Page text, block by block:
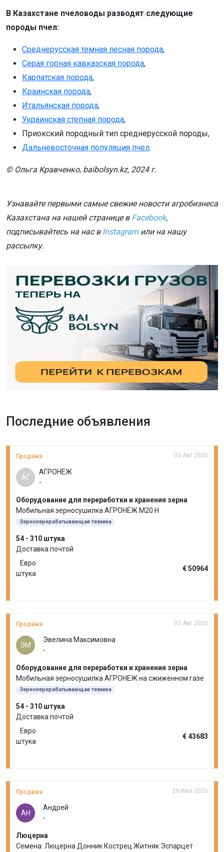
В Казахстане пчеловоды разводят следующие
породы пчел:
Среднерусская темная лесная порода,
Серая горная кавказская порода,
Карпатская порода,
Краинская порода,
Итальянская порода,
Украинская степная порода,
Приокский породный тип среднерусской породы,
Дальневосточная популяция пчел.
© Ольга Кравченко, baibolsyn.kz, 2024 г.
Узнавайте первыми самые свежие новости агробизнеса
Казахстана на нашей странице в Facebook,
подписывайтесь на нас в Instagramили на нашу
рассылку.
Последние объявления
Продажа 03 Авг 2026
АГ
АГРОНЕЖ
-
Оборудование для переработки и хранения зерна
Мобильная зерносушилка АГРОНЕЖ М20 Н
Зерноперерабатывающая техника
54 - 310 штука
Доставка почтой
Евро
штука
€ 50964
Продажа 03 Авг 2026
ЭМ
Эвелина Максимовна
-
Оборудование для переработки и хранения зерна
Мобильная зерносушилка АГРОНЕЖ на сжиженном газе
Зерноперерабатывающая техника
54 - 310 штука
Доставка почтой
Евро
штука
€ 43683
Продажа 29 Июл 2026
АН
Андрей
-
Люцерна
Семена: Люцерна Донник Кострец Житняк Эспарцет